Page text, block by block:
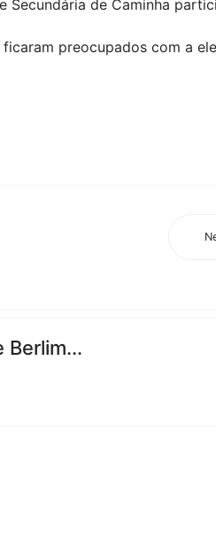
Secundária de Caminha
preocupados com a
Berlim...